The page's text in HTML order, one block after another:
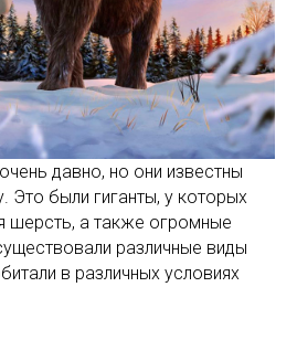
давно, но они известны
Это были гиганты, у которых
шерсть, а также огромные
различные виды
в различных условиях